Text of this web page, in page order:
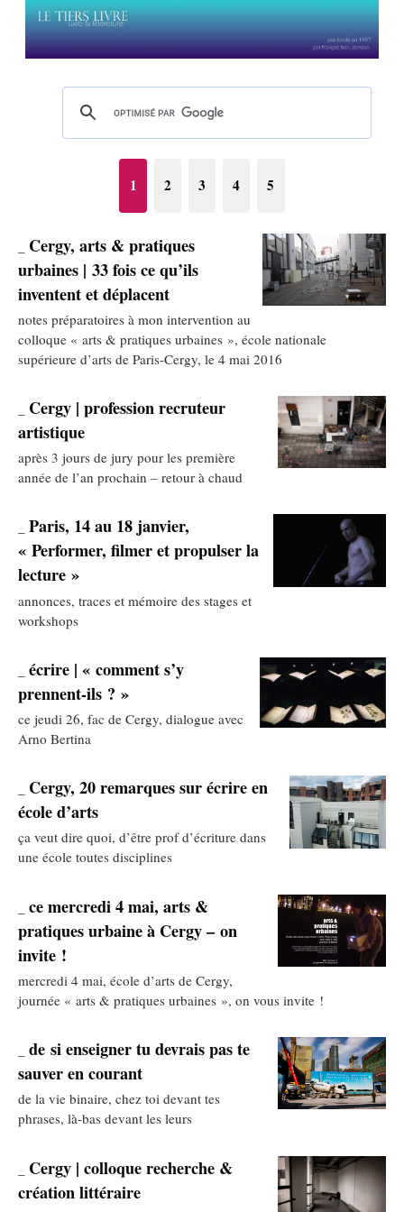
1 2 3 4 5
Cergy, arts & pratiques
urbaines | 33 fois ce qu’ils
inventent et déplacent
notes préparatoires à mon intervention au
colloque « arts & pratiques urbaines », école nationale
supérieure d’arts de Paris-Cergy, le 4 mai 2016
Cergy | profession recruteur
artistique
après 3 jours de jury pour les première
année de l’an prochain – retour à chaud
Paris, 14 au 18 janvier,
« Performer, filmer et propulser la
lecture »
annonces, traces et mémoire des stages et
workshops
écrire | « comment s’y
prennent-ils ? »
ce jeudi 26, fac de Cergy, dialogue avec
Arno Bertina
Cergy, 20 remarques sur écrire en
école d’arts
ça veut dire quoi, d’être prof d’écriture dans
une école toutes disciplines
ce mercredi 4 mai, arts &
pratiques urbaine à Cergy – on
invite !
mercredi 4 mai, école d’arts de Cergy,
journée « arts & pratiques urbaines », on vous invite !
de si enseigner tu devrais pas te
sauver en courant
de la vie binaire, chez toi devant tes
phrases, là-bas devant les leurs
Cergy | colloque recherche &
création littéraire